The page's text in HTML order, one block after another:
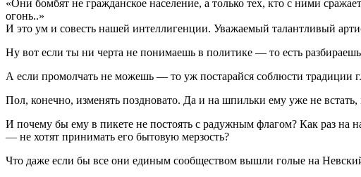
«Они бомбят не гражданское население, а только тех, кто с ними
огонь..»
И это ум и совесть нашей интеллигенции. Уважаемый талантливый
Ну вот если ты ни черта не понимаешь в политике — то есть
А если промолчать не можешь — то уж постарайся соблюсти традиции
Пол, конечно, изменять поздновато. Да и на шпильки ему уже не
И почему бы ему в пикете не постоять с радужным флагом? Как раз
— не хотят принимать его бытовую мерзость?
Что даже если бы все они единым сообществом вышли голые на